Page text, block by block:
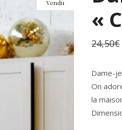
Vendu
«
24,50€
Dame-
On
la